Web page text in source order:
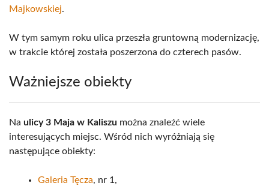
Majkowskiej.
W tym samym roku ulica przeszła gruntowną modernizację,
w trakcie której została poszerzona do czterech pasów.
Ważniejsze obiekty
Na ulicy 3 Maja w Kaliszu można znaleźć wiele
interesujących miejsc. Wśród nich wyróżniają się
następujące obiekty:
Galeria Tęcza, nr 1,